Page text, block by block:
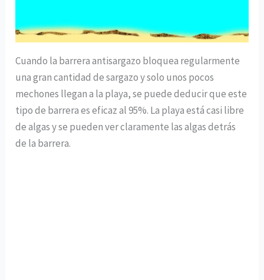
Cuando la barrera antisargazo bloquea regularmente
una gran cantidad de sargazo y solo unos pocos
mechones llegan a la playa, se puede deducir que este
tipo de barrera es eficaz al 95%. La playa está casi libre
de algas y se pueden ver claramente las algas detrás
de la barrera.